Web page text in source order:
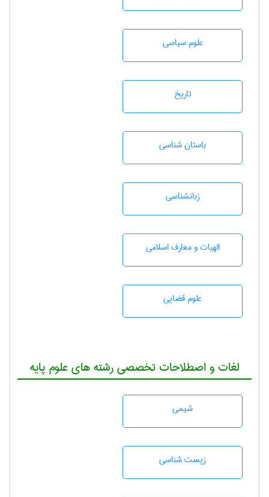
علوم سياسی
تاريخ
باستان شناسی
زبانشناسی
الهیات و معارف اسلامی
علوم قضایی
لغات و اصطلاحات تخصصی رشته های علوم پایه
شيمی
زيست شناسی